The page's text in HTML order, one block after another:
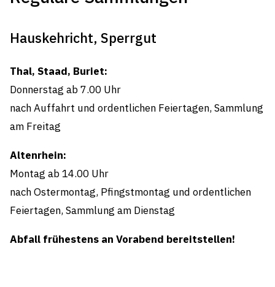
Hauskehricht, Sperrgut
Thal, Staad, Buriet:
Donnerstag ab 7.00 Uhr
nach Auffahrt und ordentlichen Feiertagen, Sammlung
am Freitag
Altenrhein:
Montag ab 14.00 Uhr
nach Ostermontag, Pfingstmontag und ordentlichen
Feiertagen, Sammlung am Dienstag
Abfall frühestens an Vorabend bereitstellen!